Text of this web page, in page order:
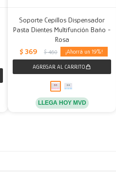
Soporte Cepillos Dispensador
Pasta Dientes Multifunción Baño -
Rosa
$ 369 $ 460 19
LLEGA HOY MVD